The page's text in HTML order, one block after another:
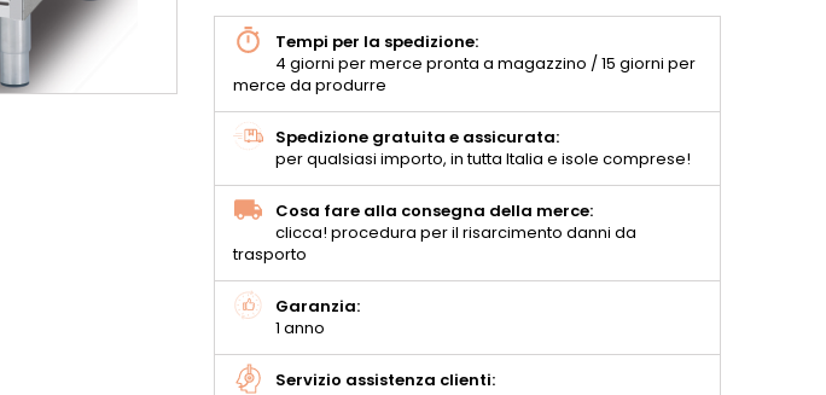
Tempi per la spedizione:
4 giorni per merce pronta a magazzino / 15 giorni per
merce da produrre
Spedizione gratuita e assicurata:
per qualsiasi importo, in tutta Italia e isole comprese!
Cosa fare alla consegna della merce:
clicca! procedura per il risarcimento danni da
trasporto
Garanzia:
1 anno
Servizio assistenza clienti: